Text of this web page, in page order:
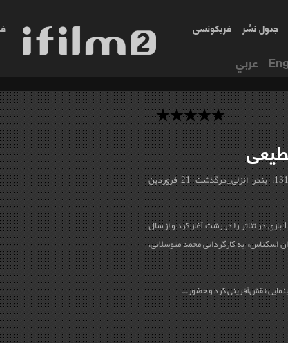
جدول نشر فریکونسی
عربي
ملک‌مطیعی، کیومرث (زاده‌ی 1315، بندر انزلی_درگذشت 21 فروردین
کیومرث ملک‌مطیعی، از سال 1330 بازی در تئاتر را در رشت آغاز کرد و از سال
اسکناس» به کارگردانی محمد متوسلانی،